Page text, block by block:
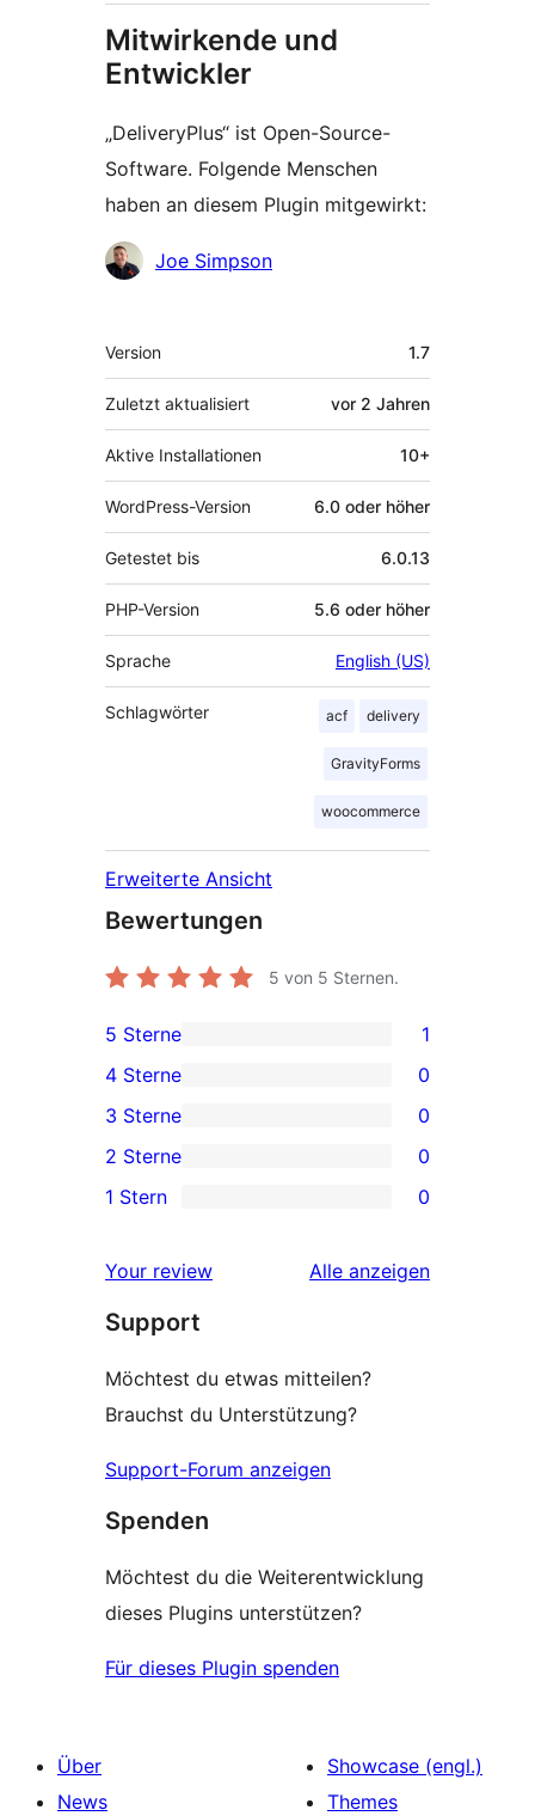
Mitwirkende und
Entwickler
„DeliveryPlus“ ist Open-Source-
Software. Folgende Menschen
haben an diesem Plugin mitgewirkt:
Mitwirkende
Joe Simpson
Meta
Version 1.7
Zuletzt aktualisiert vor 2 Jahren
Aktive Installationen 10+
WordPress-Version 6.0 oder höher
Getestet bis 6.0.13
PHP-Version 5.6 oder höher
Sprache English (US)
Schlagwörter acf delivery
GravityForms
woocommerce
Erweiterte Ansicht
Bewertungen
5 von 5 Sternen.
1 5-
Sterne-
Rezension
5 Sterne 1
0 4-
Sterne-
Rezensionen
4 Sterne 0
0 3-
Sterne-
Rezensionen
3 Sterne 0
0 2-
Sterne-
2 Sterne 0
0 1-
Rezensionen
1 Stern 0
Your review Alle Rezensionen
anzeigen
Support
Möchtest du etwas mitteilen?
Brauchst du Unterstützung?
Support-Forum anzeigen
Spenden
Möchtest du die Weiterentwicklung
dieses Plugins unterstützen?
Für dieses Plugin spenden
Über
News
Showcase (engl.)
Themes